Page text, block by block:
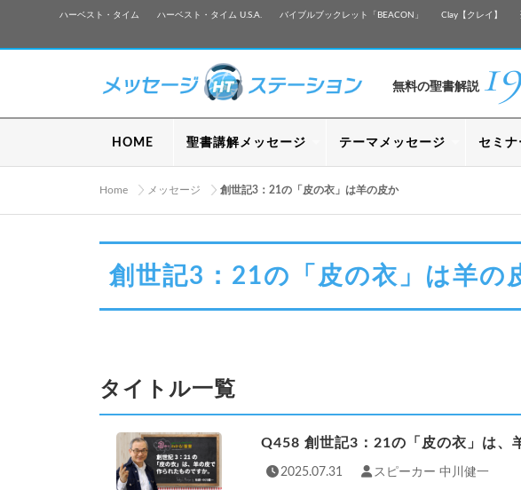
ハーベスト・タイム ハーベスト・タイム U.S.A. バイブルブックレット「BEACON」 Clay【クレイ】
無料の聖書解説
HOME 聖書講解メッセージ テーマメッセージ セミナ
Home メッセージ 創世記3：21の「皮の衣」は羊の皮か
創世記3：21の「皮の衣」は羊の
タイトル一覧
Q458 創世記3：21の「皮の衣」は、
2025.07.31 スピーカー 中川健一